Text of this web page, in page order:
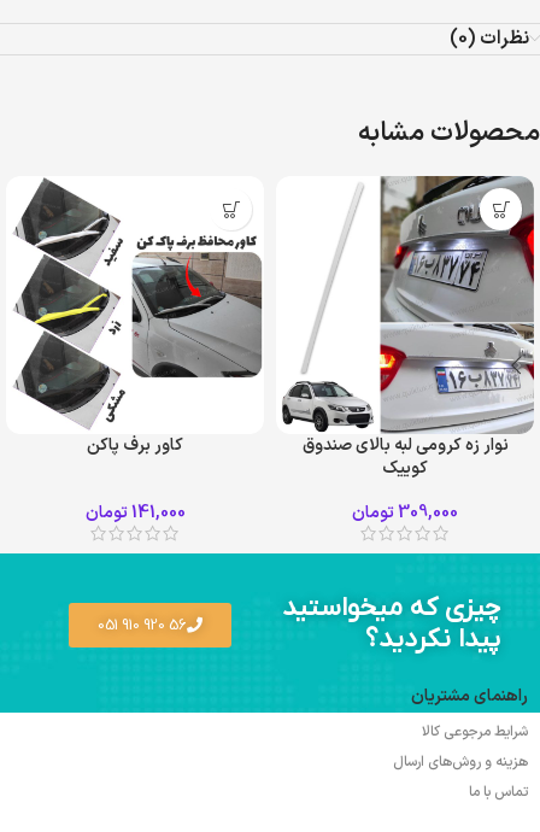
نظرات (0)
محصولات مشابه
نوار زه کرومی لبه بالای صندوق
کوییک
309,000تومان
کاور برف پاکن
141,000تومان
چیزی که میخواستید
پیدا نکردید؟
56 920 910 051
راهنمای مشتریان
شرایط مرجوعی کالا
هزینه و روش‌های ارسال
تماس با ما